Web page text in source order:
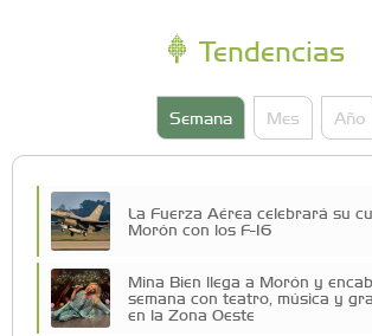
Tendencias
Semana Mes Año
La Fuerza Aérea celebrará su
Morón con los F-16
Mina Bien llega a Morón y
semana con teatro, música y
en la Zona Oeste